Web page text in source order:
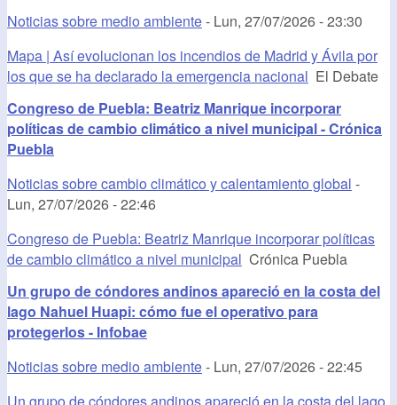
Noticias sobre medio ambiente- Lun, 27/07/2026 - 23:30
Mapa | Así evolucionan los incendios de Madrid y Ávila por
los que se ha declarado la emergencia nacional El Debate
Congreso de Puebla: Beatriz Manrique incorporar
políticas de cambio climático a nivel municipal - Crónica
Puebla
Noticias sobre cambio climático y calentamiento global -
Lun, 27/07/2026 - 22:46
Congreso de Puebla: Beatriz Manrique incorporar políticas
de cambio climático a nivel municipal Crónica Puebla
Un grupo de cóndores andinos apareció en la costa del
lago Nahuel Huapi: cómo fue el operativo para
protegerlos - Infobae
Noticias sobre medio ambiente- Lun, 27/07/2026 - 22:45